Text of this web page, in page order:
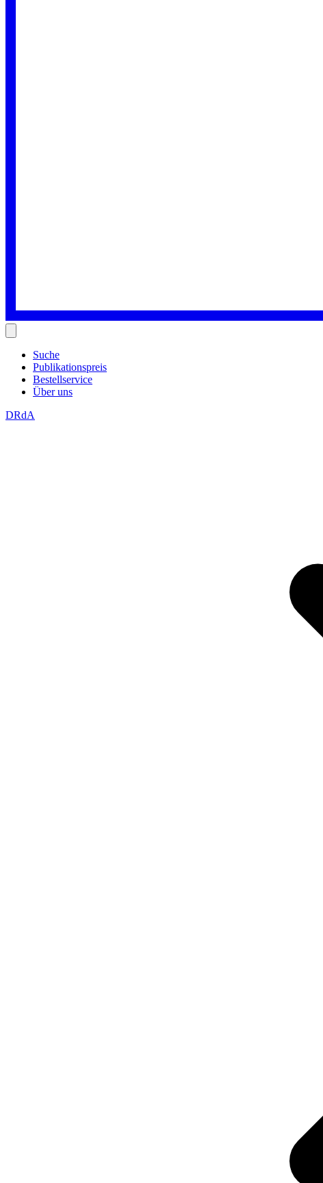
Suche
Publikationspreis
Bestellservice
Über uns
DRdA